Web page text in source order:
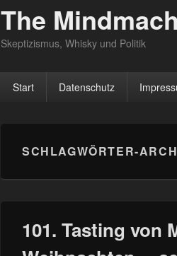
The
Skeptizismus, Whisky und Politik
Start Datenschutz
SCHLAGWÖRTER-
101. Tasting von